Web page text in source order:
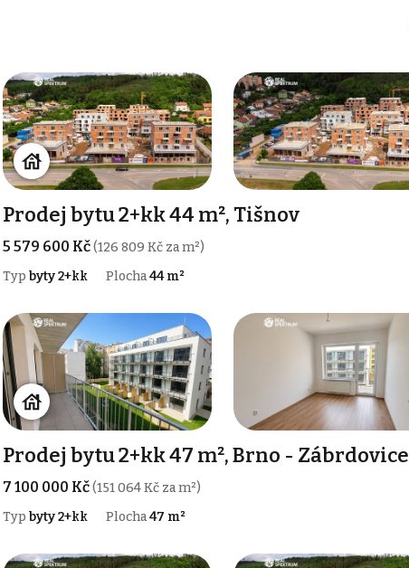
Prodej bytu 2+kk 44 m², Tišnov
5 579 600 Kč(126 809 Kč za m²)
Typ byty 2+kk Plocha44 m²
Prodej bytu 2+kk 47 m², Brno - Zábrdovice
7 100 000 Kč(151 064 Kč za m²)
Typ byty 2+kk Plocha47 m²